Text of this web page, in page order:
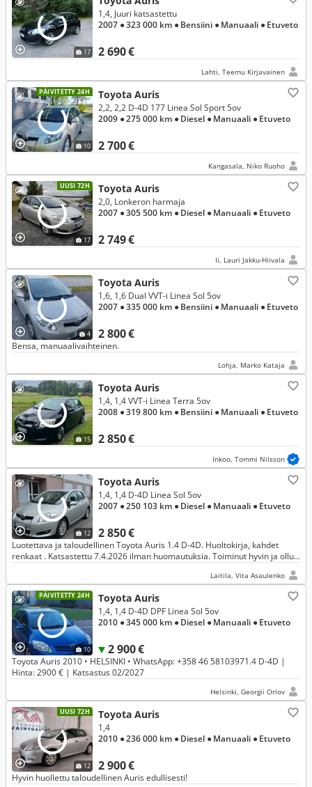
17 2 690 €
1,4, Juuri katsastettu
2007 ● 323 000 km ● Bensiini ● Manuaali ● Etuveto
Lahti, Teemu Kirjavainen
PÄIVITETTY 24H
10
Toyota Auris
2 700 €
2,2, 2,2 D-4D 177 Linea Sol Sport 5ov
2009 ● 275 000 km ● Diesel ● Manuaali ● Etuveto
Kangasala, Niko Ruoho
UUSI 72H
17
Toyota Auris
2 749 €
2,0, Lonkeron harmaja
2007 ● 305 500 km ● Diesel ● Manuaali ● Etuveto
Ii, Lauri Jakku-Hiivala
4
Toyota Auris
2 800 €
1,6, 1,6 Dual VVT-i Linea Sol 5ov
2007 ● 335 000 km ● Bensiini ● Manuaali ● Etuveto
Bensa, manuaalivaihteinen.
Lohja, Marko Kataja
15
Toyota Auris
2 850 €
1,4, 1,4 VVT-i Linea Terra 5ov
2008 ● 319 800 km ● Bensiini ● Manuaali ● Etuveto
Inkoo, Tommi Nilsson
12
Toyota Auris
2 850 €
1,4, 1,4 D-4D Linea Sol 5ov
2007 ● 250 103 km ● Diesel ● Manuaali ● Etuveto
Luotettava ja taloudellinen Toyota Auris 1.4 D-4D. Huoltokirja, kahdet
renkaat . Katsastettu 7.4.2026 ilman huomautuksia. Toiminut hyvin ja ollut
Laitila, Vita Asaulenko
PÄIVITETTY 24H
10
Toyota Auris
2 900 €
1,4, 1,4 D-4D DPF Linea Sol 5ov
2010 ● 345 000 km ● Diesel ● Manuaali ● Etuveto
Toyota Auris 2010 • HELSINKI • WhatsApp: +358 46 58103971.4 D-4D |
Hinta: 2900 € | Katsastus 02/2027
Helsinki, Georgii Orlov
UUSI 72H
12
Toyota Auris
2 900 €
1,4
2010 ● 236 000 km ● Diesel ● Manuaali ● Etuveto
Hyvin huollettu taloudellinen Auris edullisesti!